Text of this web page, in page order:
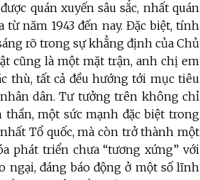
quán xuyến sâu sắc, nhất quán
năm 1943 đến nay. Đặc biệt, tính
rõ trong sự khẳng định của Chủ
cũng là một mặt trận, anh chị em
thù, tất cả đều hướng tới mục tiêu
dân. Tư tưởng trên không chỉ
một sức mạnh đặc biệt trong
Tổ quốc, mà còn trở thành một
phát triển chưa “tương xứng” với
đáng báo động ở một số lĩnh